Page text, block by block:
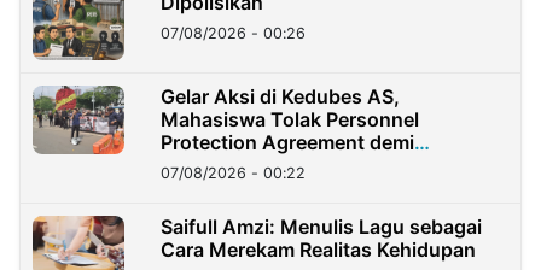
07/08/2026 - 00:26
Gelar Aksi di Kedubes AS,
Mahasiswa Tolak Personnel
Protection Agreement demi
Kedaulatan Negara
07/08/2026 - 00:22
Saifull Amzi: Menulis Lagu sebagai
Cara Merekam Realitas Kehidupan